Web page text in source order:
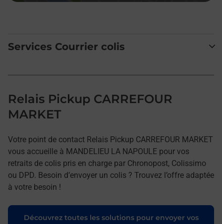
Services Courrier colis
Relais Pickup CARREFOUR
MARKET
Votre point de contact Relais Pickup CARREFOUR MARKET
vous accueille à MANDELIEU LA NAPOULE pour vos
retraits de colis pris en charge par Chronopost, Colissimo
ou DPD. Besoin d’envoyer un colis ? Trouvez l’offre adaptée
à votre besoin !
Découvrez toutes les solutions pour envoyer vos